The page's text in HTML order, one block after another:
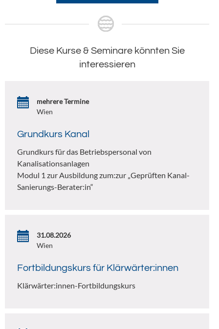
Diese Kurse & Seminare könnten Sie
interessieren
mehrere Termine
Wien
Grundkurs Kanal
Grundkurs für das Betriebspersonal von
Kanalisationsanlagen
Modul 1 zur Ausbildung zum:zur „Geprüften Kanal-
Sanierungs-Berater:in“
31.08.2026
Wien
Fortbildungskurs für Klärwärter:innen
Klärwärter:innen-Fortbildungskurs